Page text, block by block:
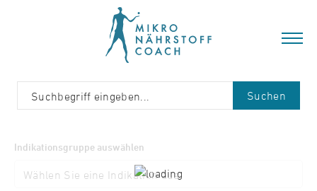
Suchen
Indikationsgruppe auswählen